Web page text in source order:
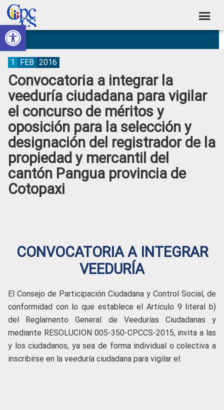
Abrir barra de herramientas
Skip
to
primary
navigation
Skip
to
main
content
Skip
to
primary
sidebar
Skip
to
footer
Consejo
de
Participación
Ciudadana
Control
Social
Construyendo
Poder
Ciudadano
Convocatoria a integrar la
veeduría ciudadana para vigilar
el concurso de méritos y
oposición para la selección y
designación del registrador de la
propiedad y mercantil del
cantón Pangua provincia de
Cotopaxi
1 FEB 2016
CONVOCATORIA A INTEGRAR
VEEDURÍA
El Consejo de Participación Ciudadana y Control Social, de
conformidad con lo que establece el Artículo 9 literal b)
del Reglamento General de Veedurías Ciudadanas y
mediante RESOLUCION 005-350-CPCCS-2015, invita a las
y los ciudadanos, ya sea de forma individual o colectiva a
inscribirse en la veeduría ciudadana para vigilar el: